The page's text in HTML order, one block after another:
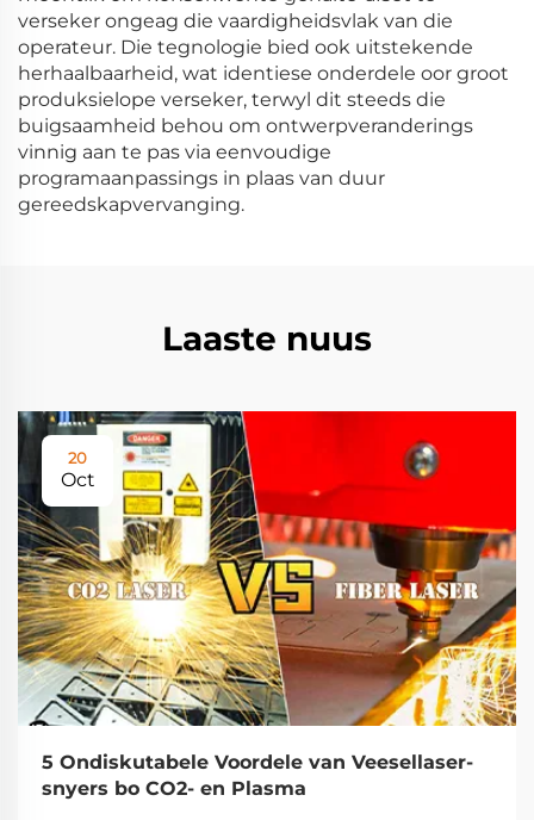
verseker ongeag die vaardigheidsvlak van die
operateur. Die tegnologie bied ook uitstekende
herhaalbaarheid, wat identiese onderdele oor groot
produksielope verseker, terwyl dit steeds die
buigsaamheid behou om ontwerpveranderings
vinnig aan te pas via eenvoudige
programaanpassings in plaas van duur
gereedskapvervanging.
Laaste nuus
20
Oct
5 Ondiskutabele Voordele van Veesellaser-
snyers bo CO2- en Plasma